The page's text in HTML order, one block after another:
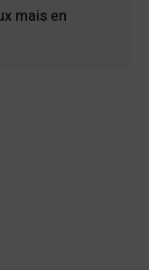
mais en